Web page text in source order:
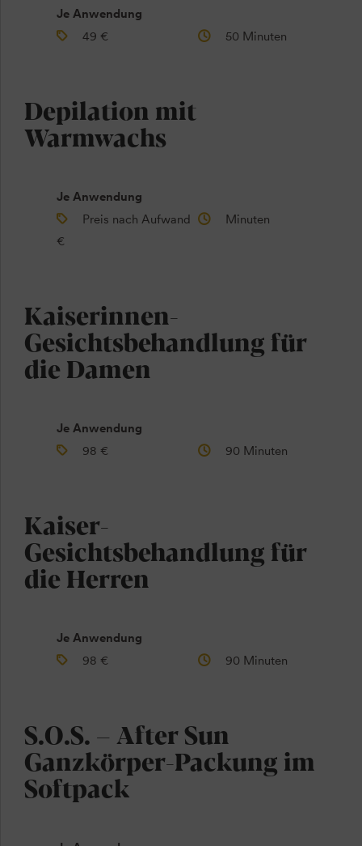
Je Anwendung
49 €
50 Minuten
Depilation mit
Warmwachs
Je Anwendung
Preis nach Aufwand
€
Minuten
Kaiserinnen-
Gesichtsbehandlung für
die Damen
Je Anwendung
98 €
90 Minuten
Kaiser-
Gesichtsbehandlung für
die Herren
Je Anwendung
98 €
90 Minuten
S.O.S. – After Sun
Ganzkörper-Packung im
Softpack